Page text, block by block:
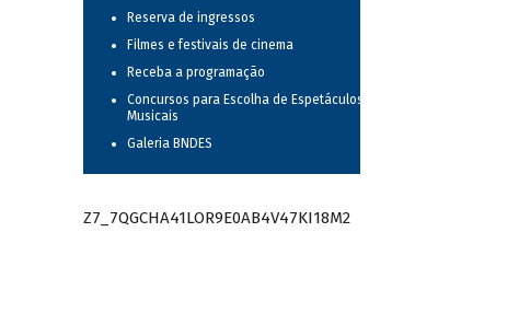
Reserva de ingressos
Filmes e festivais de cinema
Receba a programação
Concursos para Escolha de Espetáculos
Musicais
Galeria BNDES
Z7_7QGCHA41LOR9E0AB4V47KI18M2